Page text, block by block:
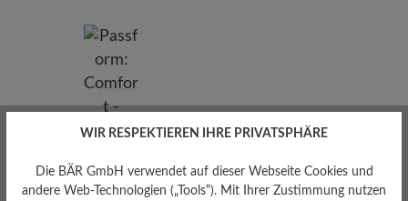
WIR RESPEKTIEREN IHRE PRIVATSPHÄRE
Die BÄR GmbH verwendet auf dieser Webseite Cookies und
andere Web-Technologien („Tools“). Mit Ihrer Zustimmung nutzen